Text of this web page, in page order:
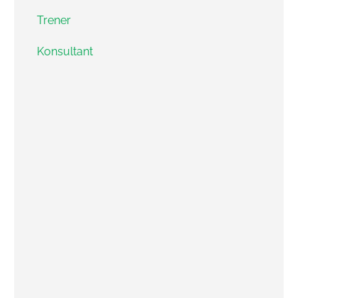
Trener
Konsultant